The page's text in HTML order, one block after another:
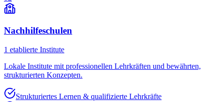
Nachhilfeschulen
1 etablierte Institute
Lokale Institute mit professionellen Lehrkräften und bewährten,
strukturierten Konzepten.
Strukturiertes Lernen & qualifizierte Lehrkräfte